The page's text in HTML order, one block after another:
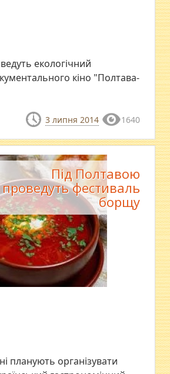
екологічний
кіно "Полтава-
3 липня 2014 1640
Під Полтавою
проведуть фестиваль
борщу
планують організувати